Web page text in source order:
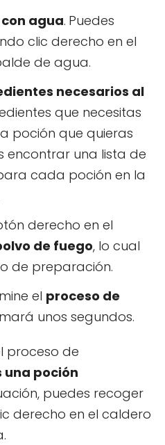
agua. Puedes
clic derecho en el
de agua.
necesarios al
que necesitas
poción que quieras
encontrar una lista de
cada poción en la
derecho en el
de fuego, lo cual
de preparación.
el proceso de
unos segundos.
proceso de
una poción
puedes recoger
derecho en el caldero